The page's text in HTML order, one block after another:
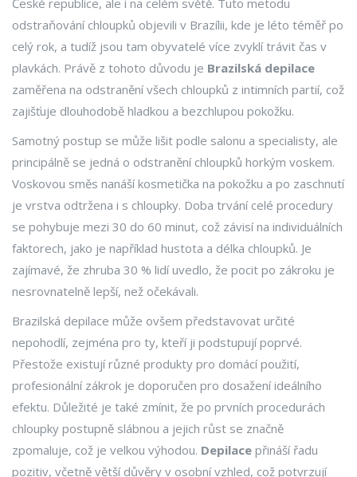
České republice, ale i na celém světě. Tuto metodu
odstraňování chloupků objevili v Brazílii, kde je léto téměř po
celý rok, a tudíž jsou tam obyvatelé více zvyklí trávit čas v
plavkách. Právě z tohoto důvodu je Brazilská depilace
zaměřena na odstranění všech chloupků z intimních partií, což
zajišťuje dlouhodobě hladkou a bezchlupou pokožku.
Samotný postup se může lišit podle salonu a specialisty, ale
principálně se jedná o odstranění chloupků horkým voskem.
Voskovou směs nanáší kosmetička na pokožku a po zaschnutí
je vrstva odtržena i s chloupky. Doba trvání celé procedury
se pohybuje mezi 30 do 60 minut, což závisí na individuálních
faktorech, jako je například hustota a délka chloupků. Je
zajímavé, že zhruba 30 % lidí uvedlo, že pocit po zákroku je
nesrovnatelně lepší, než očekávali.
Brazilská depilace může ovšem představovat určité
nepohodlí, zejména pro ty, kteří ji podstupují poprvé.
Přestože existují různé produkty pro domácí použití,
profesionální zákrok je doporučen pro dosažení ideálního
efektu. Důležité je také zmínit, že po prvních procedurách
chloupky postupně slábnou a jejich růst se značně
zpomaluje, což je velkou výhodou. Depilace přináší řadu
pozitiv, včetně větší důvěry v osobní vzhled, což potvrzují